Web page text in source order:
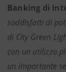
Banking di
soddisfatti di
di City Green
con un utilizzo
un importante